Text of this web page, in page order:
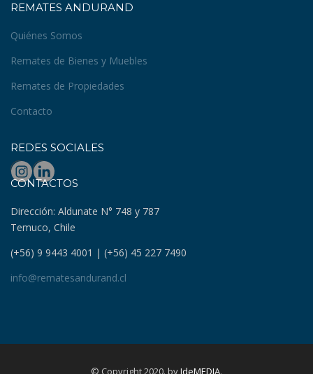
REMATES ANDURAND
Quiénes Somos
Remates de Bienes y Muebles
Remates de Propiedades
Contacto
REDES SOCIALES
CONTACTOS
Dirección: Aldunate N° 748 y 787
Temuco, Chile
(+56) 9 9443 4001 | (+56) 45 227 7490
info@rematesandurand.cl
© Copyright 2020. byIdeMEDIA.